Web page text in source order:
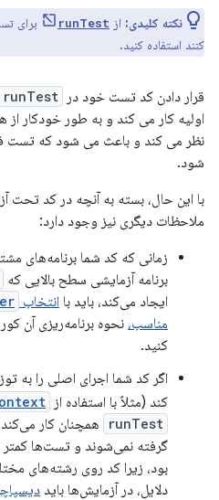
نکته کلیدی: از runTest
برای
کنند استفاده کنید.
قرار دادن کد تست خود در runTest
اولیه کار می کند و به طور خودکار از
نظر می کند و باعث می شود که تست
شود.
با این حال، بسته به آنچه در کد تحت
ملاحظات دیگری نیز وجود دارد:
زمانی که کد شما برنامه‌های
برنامه آزمایشی سطح بالایی که
ایجاد می‌کند، باید با انتخاب
مناسب، نحوه برنامه‌ریزی آن
کنید.
اگر کد شما اجرای اصلی را به
کند (مثلاً با استفاده از
runTest
همچنان کار
گرفته نمی‌شوند و تست‌ها کمتر
بود، زیرا کد روی رشته‌های
دلایل، در آزمایش‌ها باید